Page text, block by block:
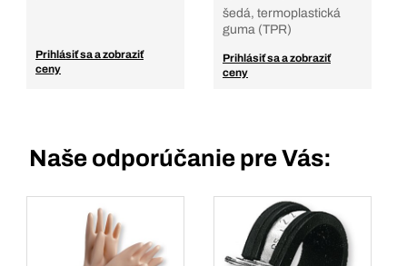
Prihlásiť sa a zobraziť
ceny
šedá, termoplastická
guma (TPR)
Prihlásiť sa a zobraziť
ceny
Naše odporúčanie pre Vás: